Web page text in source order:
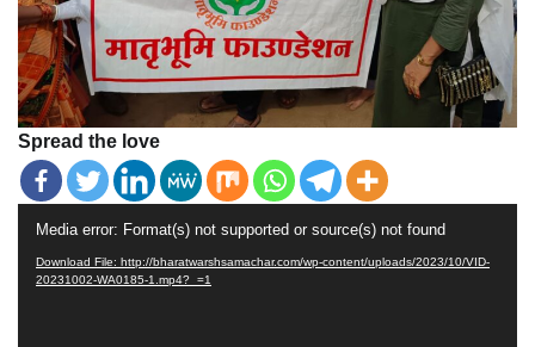
Spread the love
Media error: Format(s) not supported or source(s) not found
Download File: http://bharatwarshsamachar.com/wp-content/uploads/2023/10/VID-
20231002-WA0185-1.mp4?_=1